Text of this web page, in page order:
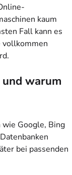
kaum
Fall kann es
vollkommen
warum
wie Google, Bing
bei passenden